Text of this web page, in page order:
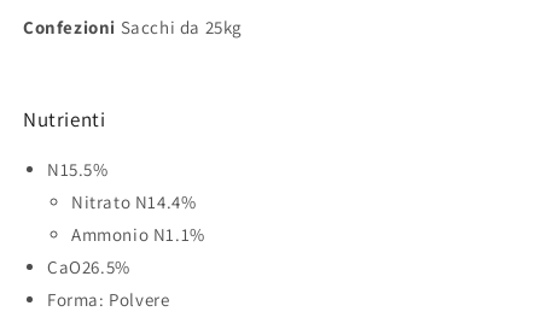
Confezioni Sacchi da 25kg
Nutrienti
N15.5%
Nitrato N14.4%
Ammonio N1.1%
CaO26.5%
Forma: Polvere